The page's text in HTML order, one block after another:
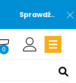
Sprawdź..
0